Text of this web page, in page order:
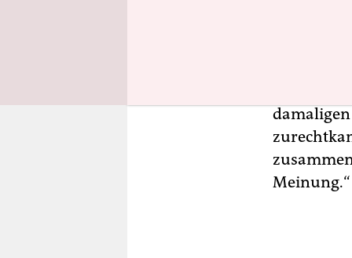
Meinung.“